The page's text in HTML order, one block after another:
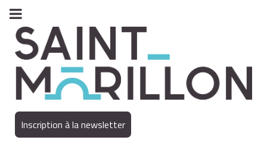
Inscription à la newsletter